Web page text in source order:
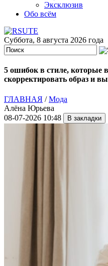
Эксклюзив
Обо всём
Суббота, 8 августа 2026 года
5 ошибок в стиле, которые
скорректировать образ и
ГЛАВНАЯ /Мода
Алёна Юрьева
08-07-2026 10:48